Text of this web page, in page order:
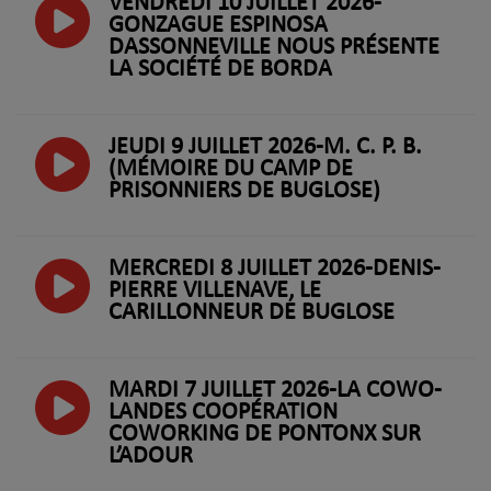
GONZAGUE ESPINOSA
DASSONNEVILLE NOUS PRÉSENTE
LA SOCIÉTÉ DE BORDA
JEUDI 9 JUILLET 2026-M. C. P. B.
(MÉMOIRE DU CAMP DE
PRISONNIERS DE BUGLOSE)
MERCREDI 8 JUILLET 2026-DENIS-
PIERRE VILLENAVE, LE
CARILLONNEUR DE BUGLOSE
MARDI 7 JUILLET 2026-LA COWO-
LANDES COOPÉRATION
COWORKING DE PONTONX SUR
L’ADOUR